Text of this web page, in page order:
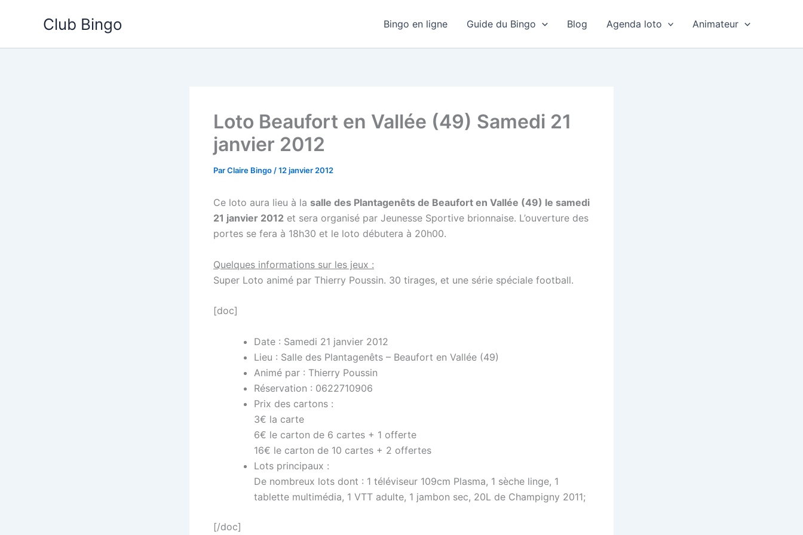
Club Bingo Bingo en ligne Guide du Bingo Blog Agenda loto Animateur
Loto Beaufort en Vallée (49) Samedi 21
janvier 2012
ParClaire Bingo /12 janvier 2012
Ce loto aura lieu à la salle des Plantagenêts de Beaufort en Vallée (49) le samedi
21 janvier 2012 et sera organisé par Jeunesse Sportive brionnaise. L’ouverture des
portes se fera à 18h30 et le loto débutera à 20h00.
Quelques informations sur les jeux :
Super Loto animé par Thierry Poussin. 30 tirages, et une série spéciale football.
[doc]
Date : Samedi 21 janvier 2012
Lieu : Salle des Plantagenêts – Beaufort en Vallée (49)
Animé par : Thierry Poussin
Réservation : 0622710906
Prix des cartons :
3€ la carte
6€ le carton de 6 cartes + 1 offerte
16€ le carton de 10 cartes + 2 offertes
Lots principaux :
De nombreux lots dont : 1 téléviseur 109cm Plasma, 1 sèche linge, 1
tablette multimédia, 1 VTT adulte, 1 jambon sec, 20L de Champigny 2011;
[/doc]